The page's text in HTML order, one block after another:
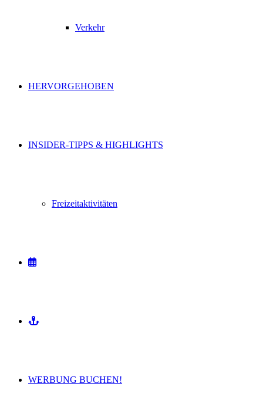
Verkehr
HERVORGEHOBEN
INSIDER-TIPPS & HIGHLIGHTS
Freizeitaktivitäten
VERANSTALTUNGEN
MITMACHEN
WERBUNG BUCHEN!